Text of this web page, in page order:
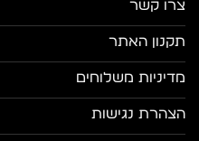
צרו קשר
תקנון האתר
מדיניות משלוחים
הצהרת נגישות